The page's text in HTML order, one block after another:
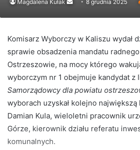
Magdalena Kułak 8 grudnia 2025
Komisarz Wyborczy w Kaliszu wydał
sprawie obsadzenia mandatu
Ostrzeszowie, na mocy którego
wyborczym nr 1 obejmuje kandydat z
Samorządowcy dla powiatu
wyborach uzyskał kolejno największą
Damian Kula, wieloletni pracownik
Górze, kierownik działu referatu
komunalnych.